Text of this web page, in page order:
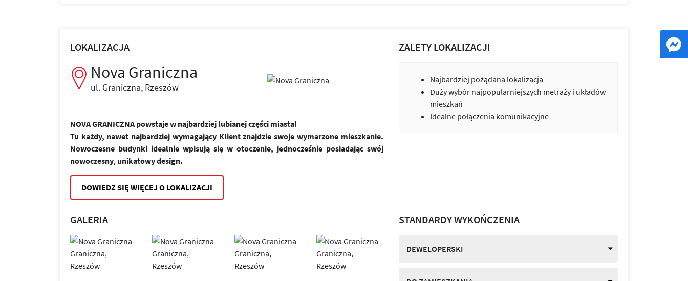
LOKALIZACJA
Nova Graniczna
ul. Graniczna, Rzeszów
NOVA GRANICZNA powstaje w najbardziej lubianej części miasta!
Tu każdy, nawet najbardziej wymagający Klient znajdzie swoje wymarzone mieszkanie.
Nowoczesne budynki idealnie wpisują się w otoczenie, jednocześnie posiadając swój
nowoczesny, unikatowy design.
DOWIEDZ SIĘ WIĘCEJ O LOKALIZACJI
ZALETY LOKALIZACJI
Najbardziej pożądana lokalizacja
Duży wybór najpopularniejszych metraży i układów
mieszkań
Idealne połączenia komunikacyjne
GALERIA STANDARDY WYKOŃCZENIA
DEWELOPERSKI